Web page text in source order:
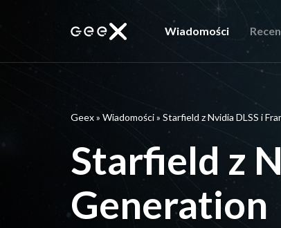
Wiadomości
Geex» Wiadomości» Starfield z Nvidia DLSS i
Starfield z
Generation